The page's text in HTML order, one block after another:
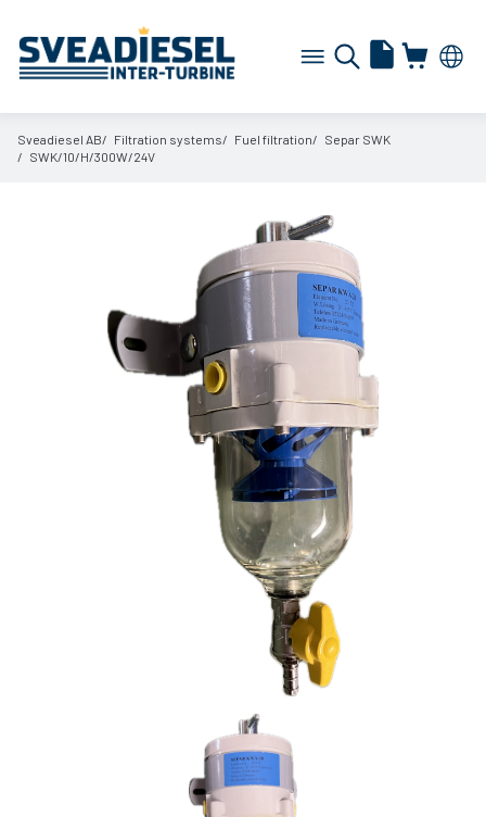
Sveadiesel AB Filtration systems Fuel filtration
Separ SWK
SWK/10/H/300W/24V